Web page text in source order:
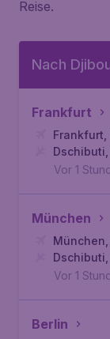
Reise.
Nach
Frankfurt
Frankfurt
Dschibuti
Vor 1
München
München
Dschibuti
Vor 1
Berlin